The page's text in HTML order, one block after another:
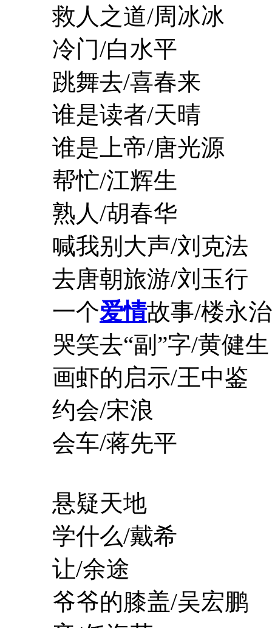
救人之道/周冰冰
冷门/白水平
跳舞去/喜春来
谁是读者/天晴
谁是上帝/唐光源
帮忙/江辉生
熟人/胡春华
喊我别大声/刘克法
去唐朝旅游/刘玉行
一个爱情故事/楼永治
哭笑去“副”字/黄健生
画虾的启示/王中鉴
约会/宋浪
会车/蒋先平
悬疑天地
学什么/戴希
让/余途
爷爷的膝盖/吴宏鹏